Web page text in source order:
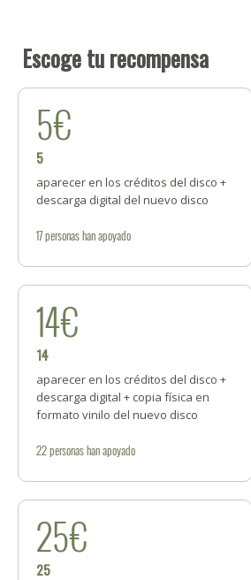
Escoge tu recompensa
5€
5
aparecer en los créditos del disco +
descarga digital del nuevo disco
17personashan apoyado
14€
14
aparecer en los créditos del disco +
descarga digital + copia física en
formato vinilo del nuevo disco
22personashan apoyado
25€
25